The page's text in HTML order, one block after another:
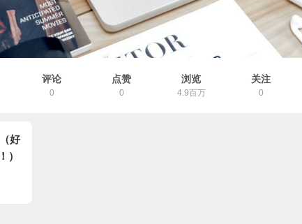
评论
0
点赞
0
浏览
4.9百万
关注
0
好
）